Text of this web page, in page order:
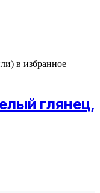
в избранное
глянец,